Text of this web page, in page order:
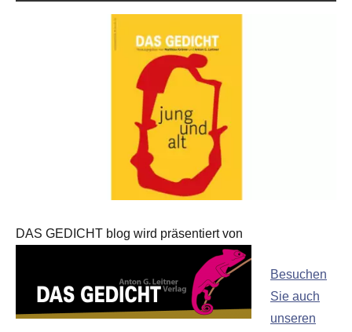
DAS GEDICHT blog wird präsentiert von
Besuchen
Sie auch
unseren